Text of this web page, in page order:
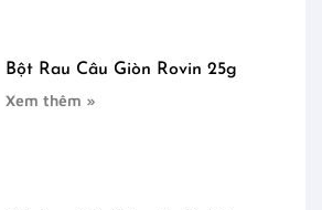
Bột Rau Câu Giòn Rovin 25g
Xem thêm »